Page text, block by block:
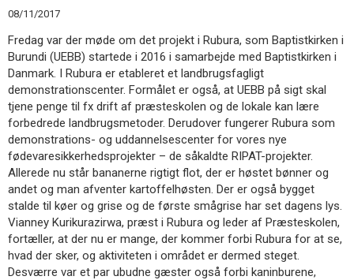
11.0:
Kalender
13.0:
Værktøjskassen
14.0:
Mission
15.0:
Om
BaptistKirken
16.0:
Kontakt
Næste
indlæg:
Roskilde
Folkebibliotek
arrangerer
foredrag
om
anabaptisterne
Forrige
indlæg:
08/11/2017
Fredag var der møde om det projekt i Rubura, som Baptistkirken i
Burundi (UEBB) startede i 2016 i samarbejde med Baptistkirken i
Danmark. I Rubura er etableret et landbrugsfagligt
demonstrationscenter. Formålet er også, at UEBB på sigt skal
tjene penge til fx drift af præsteskolen og de lokale kan lære
forbedrede landbrugsmetoder. Derudover fungerer Rubura som
demonstrations- og uddannelsescenter for vores nye
fødevaresikkerhedsprojekter – de såkaldte RIPAT-projekter.
Allerede nu står bananerne rigtigt flot, der er høstet bønner og
andet og man afventer kartoffelhøsten. Der er også bygget
stalde til køer og grise og de første smågrise har set dagens lys.
Vianney Kurikurazirwa, præst i Rubura og leder af Præsteskolen,
fortæller, at der nu er mange, der kommer forbi Rubura for at se,
hvad der sker, og aktiviteten i området er dermed steget.
Desværre var et par ubudne gæster også forbi kaninburene,